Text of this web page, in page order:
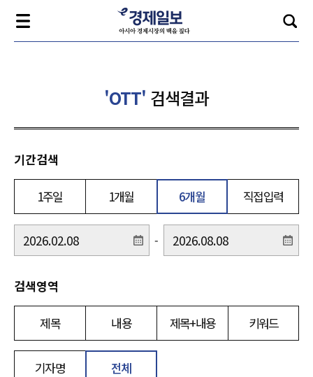
'OTT' 검색결과
기간검색
1주일 1개월 6개월 직접입력
-
검색영역
제목 내용 제목+내용 키워드
기자명 전체